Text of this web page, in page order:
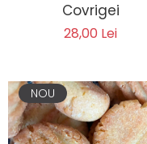
Covrigei
28,00 Lei
NOU